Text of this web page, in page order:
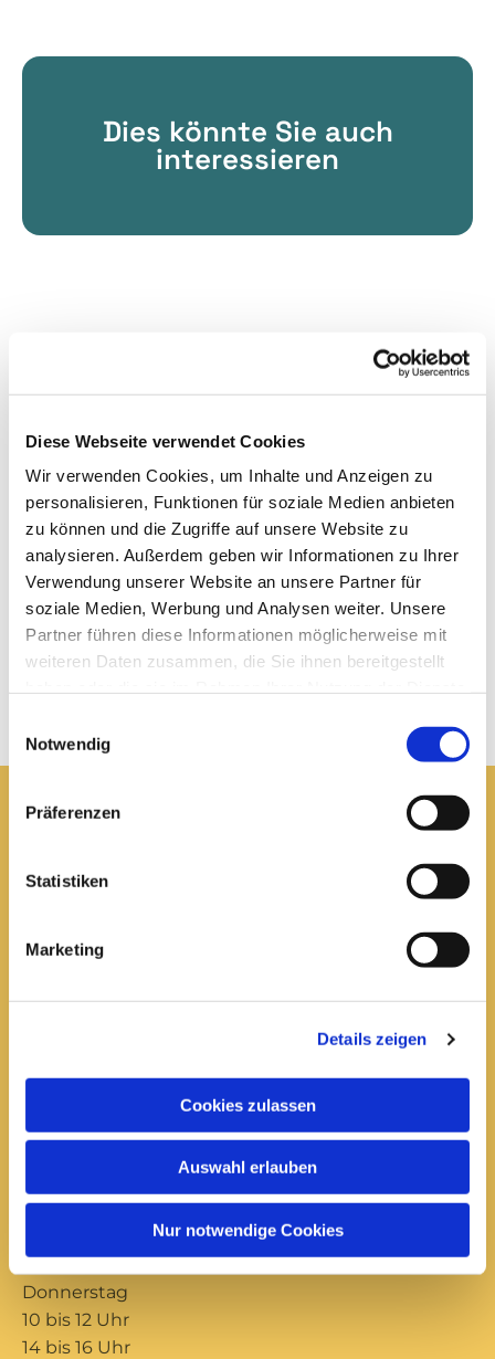
Diese Webseite verwendet Cookies
Wir verwenden Cookies, um Inhalte und Anzeigen zu
personalisieren, Funktionen für soziale Medien anbieten
zu können und die Zugriffe auf unsere Website zu
analysieren. Außerdem geben wir Informationen zu Ihrer
Verwendung unserer Website an unsere Partner für
soziale Medien, Werbung und Analysen weiter. Unsere
Partner führen diese Informationen möglicherweise mit
weiteren Daten zusammen, die Sie ihnen bereitgestellt
Notwendig
Präferenzen
Statistiken
Marketing
Details zeigen
Cookies zulassen
Auswahl erlauben
Nur notwendige Cookies
Dies könnte Sie auch
interessieren
Büro Arnstadt
03628 602285
10 bis 12 Uhr
Donnerstag
10 bis 12 Uhr
14 bis 16 Uhr